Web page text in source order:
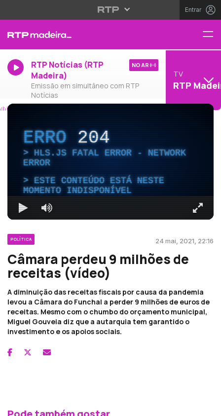
Entrar
RTP Notícias (RTP
Madeira)
Emissão em simultâneo com RTP
Notícias
NO AR
TV
RTP
ERRO204
HLS.JS FATAL ERROR - NETWORK
ERROR
ESTE CONTEÚDO ESTÁ NESTE
MOMENTO INDISPONÍVEL
POLÍTICA 24 mai, 2021, 22:16
Câmara perdeu 9 milhões de
receitas (vídeo)
A diminuição das receitas fiscais por causa da pandemia
levou a Câmara do Funchal a perder 9 milhões de euros de
receitas. Mesmo com o chumbo do orçamento municipal,
Miguel Gouveia diz que a autarquia tem garantido o
investimento e os apoios sociais.